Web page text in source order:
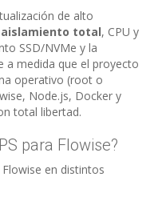
de alto
aislamiento total, CPU y
SSD/NVMe y la
a medida que el proyecto
operativo (root o
Node.js, Docker y
total libertad.
para Flowise?
en distintos